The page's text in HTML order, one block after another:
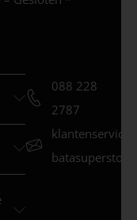
088 228
2787